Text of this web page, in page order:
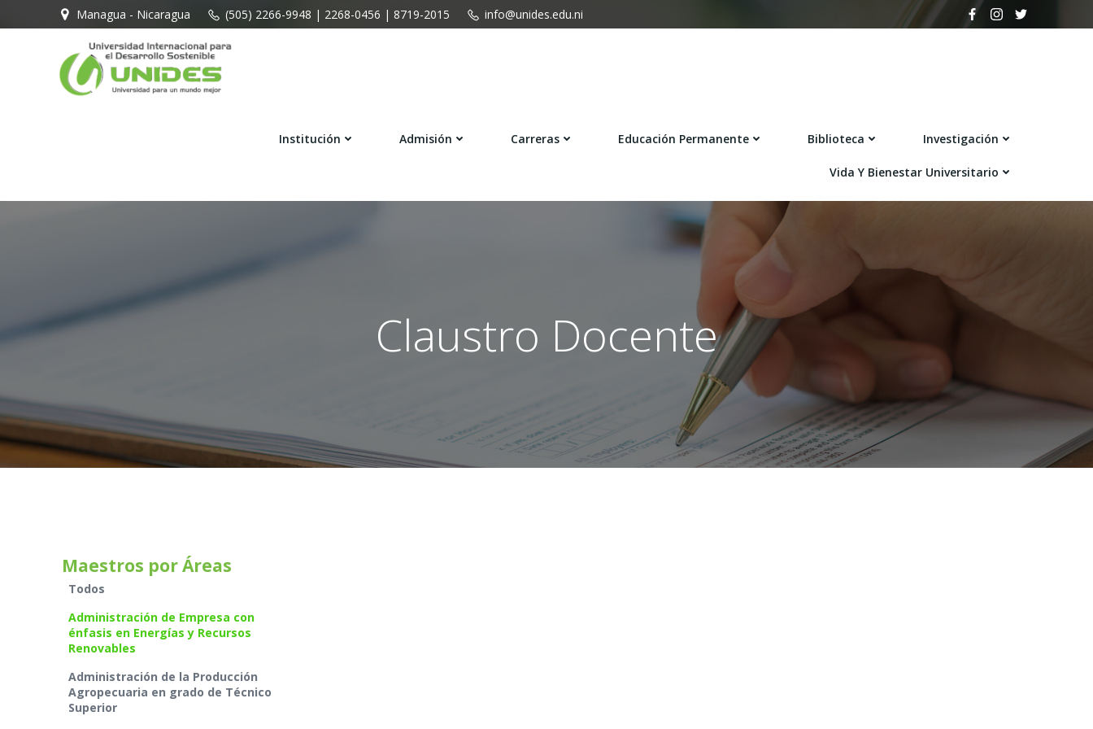
Managua - Nicaragua (505) 2266-9948 | 2268-0456 | 8719-2015 info@unides.edu.ni
Institución Admisión Carreras Educación Permanente Biblioteca Investigación
Vida Y Bienestar Universitario
Claustro Docente
Maestros por Áreas
Administración de Empresa con
énfasis en Energías y Recursos
Renovables
Administración de la Producción
Agropecuaria en grado de Técnico
Superior
Todos